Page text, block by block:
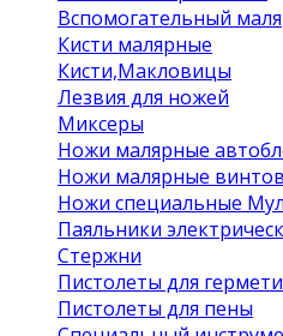
Вспомогательный
Кисти малярные
Кисти,Макловицы
Лезвия для ножей
Миксеры
Ножи малярные
Ножи малярные
Ножи специальные
Паяльники
Стержни
Пистолеты для
Пистолеты для пены